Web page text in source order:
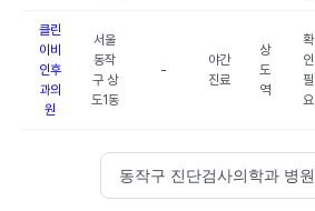
클린
이비
인후
과의
원
서울
동작
구 상
도1동
-
야간
진료
상
도
역
확
인
필
요
동작구 진단검사의학과 병